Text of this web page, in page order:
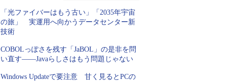
「光ファイバーはもう古い」「2035年宇宙
の旅」 実運用へ向かうデータセンター新
技術
COBOLっぽさを残す「JaBOL」の是非を問
い直す――Javaらしさはもう問題じゃない
Windows Updateで要注意 甘く見るとPCの